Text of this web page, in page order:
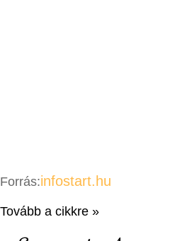
Forrás:infostart.hu
Tovább a cikkre »